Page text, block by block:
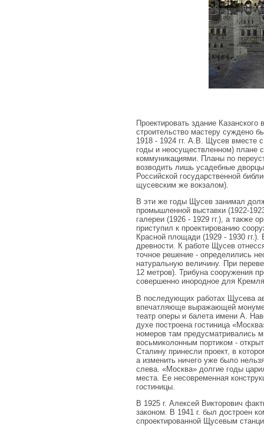
Проектировать здание
строительство мастеру суждено
1918 - 1924 гг. А.В. Щусев вместе
годы и неосуществленном) плане
коммуникациями. Планы по
возводить лишь усадебные
Российской государственной
щусевским же вокзалом).
В эти же годы Щусев занимал
промышленной выставки (1922-
галереи (1926 - 1929 гг.), а также
приступил к проектированию
Красной площади (1929 - 1930 гг.).
древности. К работе Щусев
точное решение - определились
натуральную величину. При
12 метров). Трибуна сооружения
совершенно инородное для
В последующих работах Щусева
впечатляюще выражающей
театр оперы и балета имени А.
духе построена гостиница
номеров там предусматривались
восьмиколонным портиком -
Сталину принесли проект, в
а изменить ничего уже было
слева. «Москва» долгие годы
места. Ее несовременная
гостиницы.
В 1925 г. Алексей Викторович
законом. В 1941 г. был достроен
спроектированной Щусевым